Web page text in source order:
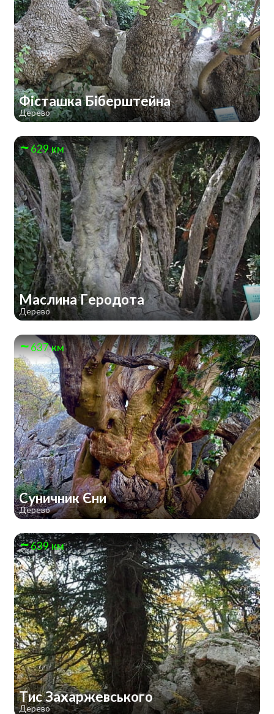
Фісташка Біберштейна
Дерево
629 км
Маслина Геродота
Дерево
637 км
Суничник Єни
Дерево
639 км
Тис Захаржевського
Дерево